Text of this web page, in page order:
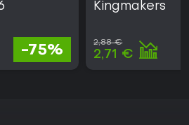
-75%
Kingmakers
2,88 €
2,71 €